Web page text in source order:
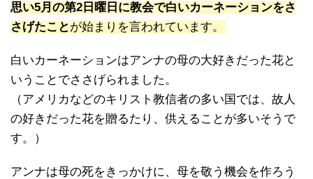
思い5月の第2日曜日に教会で白いカーネーションをさ
さげたことが始まりを言われています。
白いカーネーションはアンナの母の大好きだった花と
いうことでささげられました。
（アメリカなどのキリスト教信者の多い国では、故人
の好きだった花を贈るたり、供えることが多いそうで
す。）
アンナは母の死をきっかけに、母を敬う機会を作ろう